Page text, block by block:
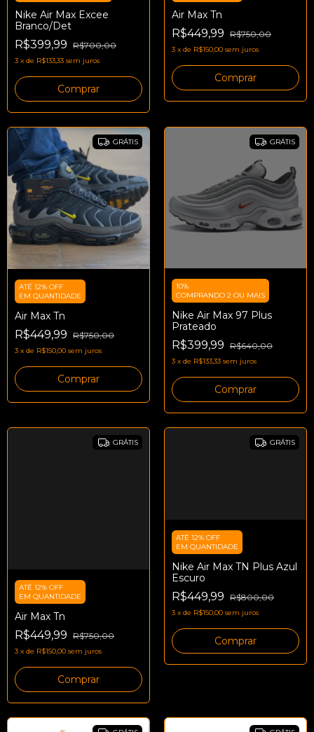
Nike Air Max Excee
Branco/Det
R$399,99 R$700,00
3 x de R$133,33 sem juros
Comprar
Air Max Tn
R$449,99 R$750,00
3 x de R$150,00 sem juros
Comprar
GRÁTIS
ATÉ 12% OFF
EM QUANTIDADE
Air Max Tn
R$449,99 R$750,00
3 x de R$150,00 sem juros
Comprar
GRÁTIS
10%
COMPRANDO 2 OU MAIS
Nike Air Max 97 Plus
Prateado
R$399,99 R$640,00
3 x de R$133,33 sem juros
Comprar
GRÁTIS
ATÉ 12% OFF
EM QUANTIDADE
Air Max Tn
R$449,99 R$750,00
3 x de R$150,00 sem juros
Comprar
GRÁTIS
ATÉ 12% OFF
EM QUANTIDADE
Nike Air Max TN Plus Azul
Escuro
R$449,99 R$800,00
3 x de R$150,00 sem juros
Comprar